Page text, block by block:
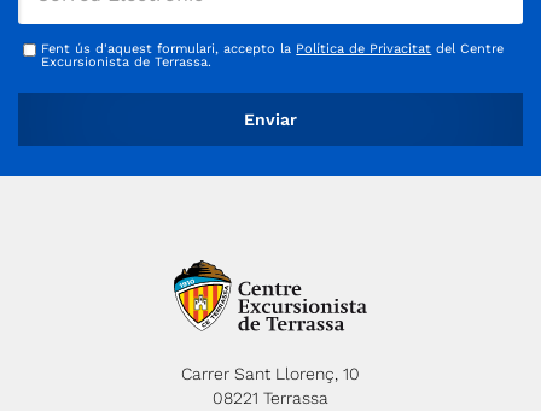
Fent ús d'aquest formulari, accepto la Política de Privacitat del Centre
Excursionista de Terrassa.
Carrer Sant Llorenç, 10
08221 Terrassa